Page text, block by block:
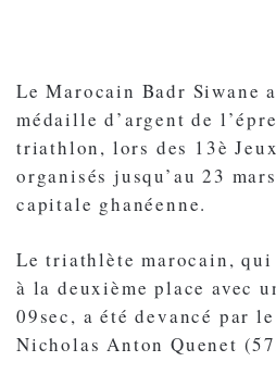
Le Marocain Badr Siwane
médaille d’argent de
triathlon, lors des 13è
organisés jusqu’au 23
capitale ghanéenne.
Le triathlète marocain, qui
à la deuxième place avec
09sec, a été devancé par
Nicholas Anton Quenet